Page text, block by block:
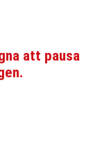
att pausa